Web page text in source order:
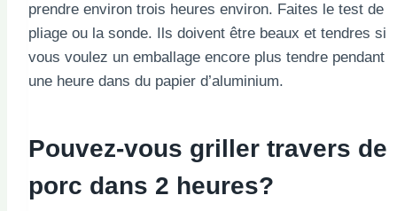
prendre environ trois heures environ. Faites le test de
pliage ou la sonde. Ils doivent être beaux et tendres si
vous voulez un emballage encore plus tendre pendant
une heure dans du papier d’aluminium.
Pouvez-vous griller travers de
porc dans 2 heures?